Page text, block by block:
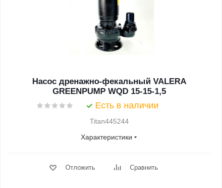
Насос дренажно-фекальный VALERA
GREENPUMP WQD 15-15-1,5
Есть в наличии
Titan445244
Характеристики
Отложить Сравнить